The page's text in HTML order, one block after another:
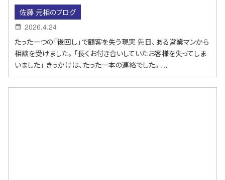
佐藤 元相のブログ
2026.4.24
たった一つの「後回し」で顧客を失う現実 先日、ある営業マンから
相談を受けました。「長くお付き合いしていたお客様を失ってしま
いました」 きっかけは、たった一本の連絡でした。…